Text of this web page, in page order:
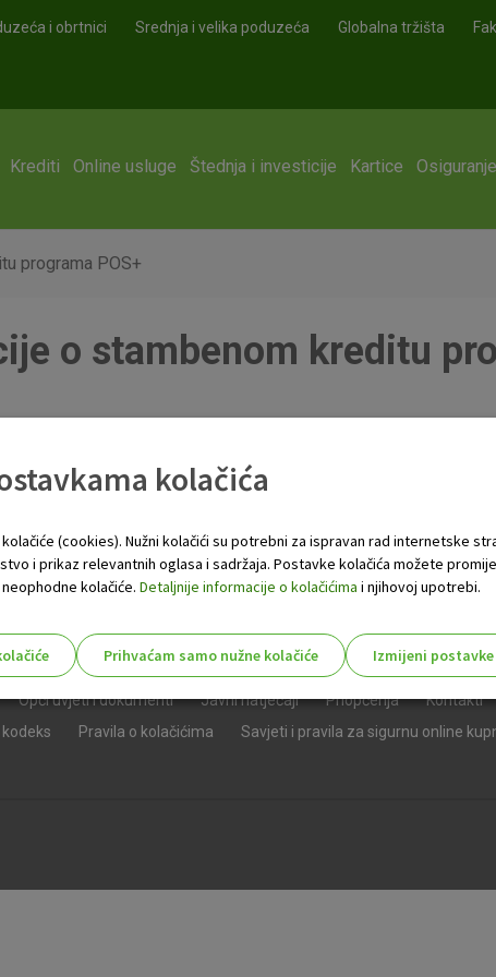
i obrtnici Srednja i velika poduzeća Globalna tržišta
Krediti Online usluge Štednja i investicije Kartice Osiguranje
programa POS+
o stambenom kreditu
Opći uvjeti i dokumenti Javni natječaji Priopćenja
Kontakti
kodeks Pravila o kolačićima
Savjeti i pravila za sigurnu online
kolačića
(cookies). Nužni kolačići su potrebni za ispravan rad internetske
i prikaz relevantnih oglasa i sadržaja. Postavke kolačića možete
kolačiće. Detaljnije informacije o kolačićima i njihovoj upotrebi.
Prihvaćam samo nužne kolačiće
Izmijeni